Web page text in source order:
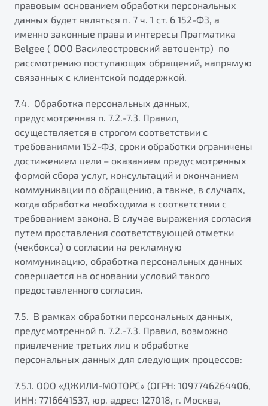
правовым основанием обработки персональных
данных будет являться п. 7 ч. 1 ст. 6 152-ФЗ, а
именно законные права и интересы Прагматика
Belgee ( ООО Василеостровский автоцентр) по
рассмотрению поступающих обращений, напрямую
связанных с клиентской поддержкой.
7.4. Обработка персональных данных,
предусмотренная п. 7.2.-7.3. Правил,
осуществляется в строгом соответствии с
требованиями 152-ФЗ, сроки обработки ограничены
достижением цели – оказанием предусмотренных
формой сбора услуг, консультаций и окончанием
коммуникации по обращению, а также, в случаях,
когда обработка необходима в соответствии с
требованием закона. В случае выражения согласия
путем проставления соответствующей отметки
(чекбокса) о согласии на рекламную
коммуникацию, обработка персональных данных
совершается на основании условий такого
предоставленного согласия.
7.5. В рамках обработки персональных данных,
предусмотренной п. 7.2.-7.3. Правил, возможно
привлечение третьих лиц к обработке
персональных данных для следующих процессов:
7.5.1. ООО «ДЖИЛИ-МОТОРС» (ОГРН: 1097746264406,
ИНН: 7716641537, юр. адрес: 127018, г. Москва,